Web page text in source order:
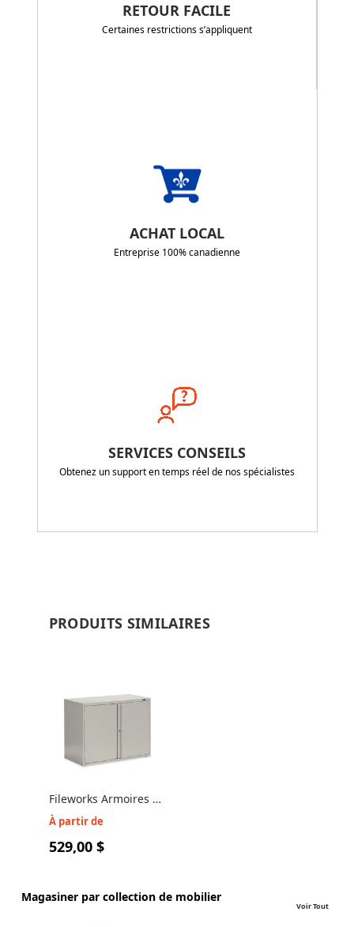
RETOUR FACILE
Certaines restrictions s’appliquent
ACHAT LOCAL
Entreprise 100% canadienne
SERVICES CONSEILS
Obtenez un support en temps réel de nos spécialistes
PRODUITS SIMILAIRES
Fileworks Armoires en
métal avec portes
À partir de
529,00 $
Magasiner par collection de mobilier
Voir Tout